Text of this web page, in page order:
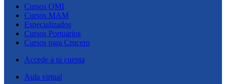
Cursos OMI
Cursos MAM
Especializados
Cursos Portuarios
Cursos para Crucero
Accede a tu cuenta
Aula virtual